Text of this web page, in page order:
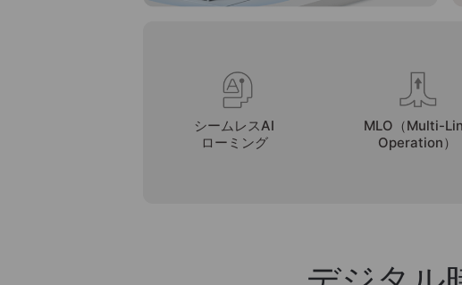
MLO（Multi-
Operation）
シームレスAI
ローミング